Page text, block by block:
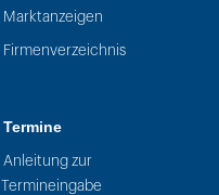
Marktanzeigen
Firmenverzeichnis
Termine
Anleitung zur
Termineingabe